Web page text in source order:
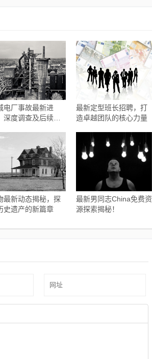
电厂事故最新进
深度调查及后续处
最新定型班长招聘，打
造卓越团队的核心力量
最新动态揭秘，探
史遗产的新篇章
最新男同志China免费资
源探索揭秘！